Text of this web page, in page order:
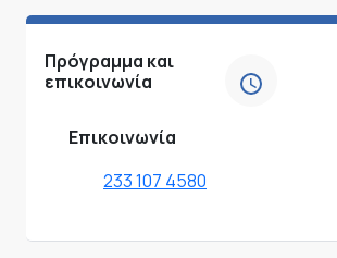
Πρόγραμμα και
επικοινωνία
Επικοινωνία
233 107 4580